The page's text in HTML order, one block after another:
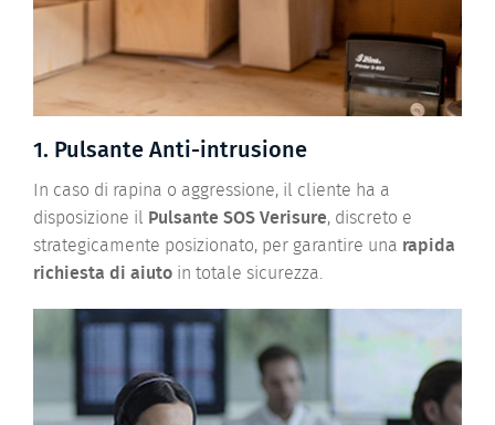
1. Pulsante Anti-intrusione
In caso di rapina o aggressione, il cliente ha a
disposizione il
Pulsante SOS Verisure, discreto e
strategicamente posizionato, per garantire una rapida
richiesta di aiuto in totale sicurezza.